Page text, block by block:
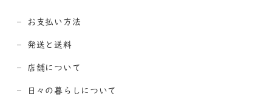
お支払い方法
発送と送料
店舗について
日々の暮らしについて